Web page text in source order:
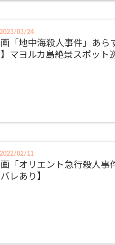
03/24
「地中海殺人事件」あら
マヨルカ島絶景スポット
02/11
「オリエント急行殺人事
レあり】